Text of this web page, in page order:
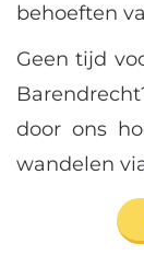
behoeften
Geen tijd
door ons
wandelen